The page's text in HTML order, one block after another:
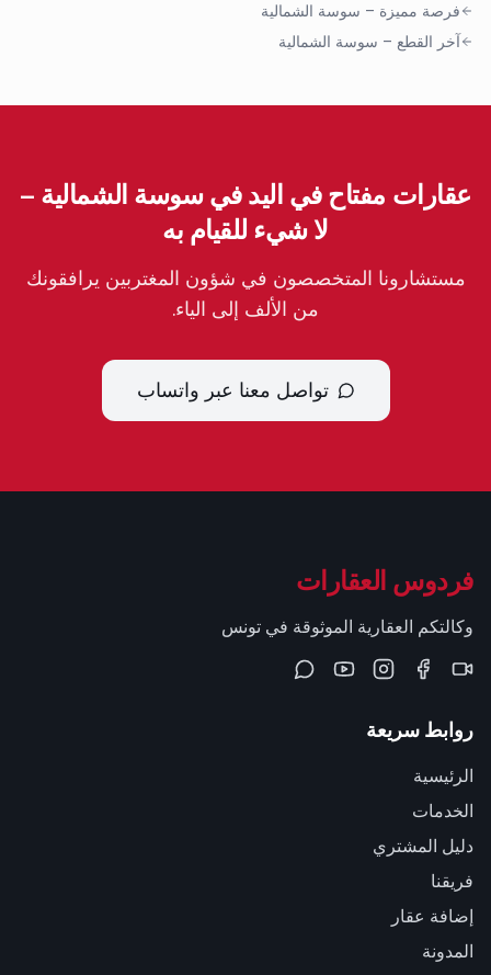
فرصة مميزة – سوسة الشمالية
آخر القطع – سوسة الشمالية
عقارات مفتاح في اليد في سوسة الشمالية –
لا شيء للقيام به
مستشارونا المتخصصون في شؤون المغتربين يرافقونك
من الألف إلى الياء.
تواصل معنا عبر واتساب
فردوس العقارات
وكالتكم العقارية الموثوقة في تونس
روابط سريعة
الرئيسية
الخدمات
دليل المشتري
فريقنا
إضافة عقار
المدونة